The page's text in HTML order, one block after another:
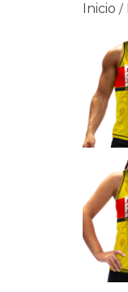
Inicio /